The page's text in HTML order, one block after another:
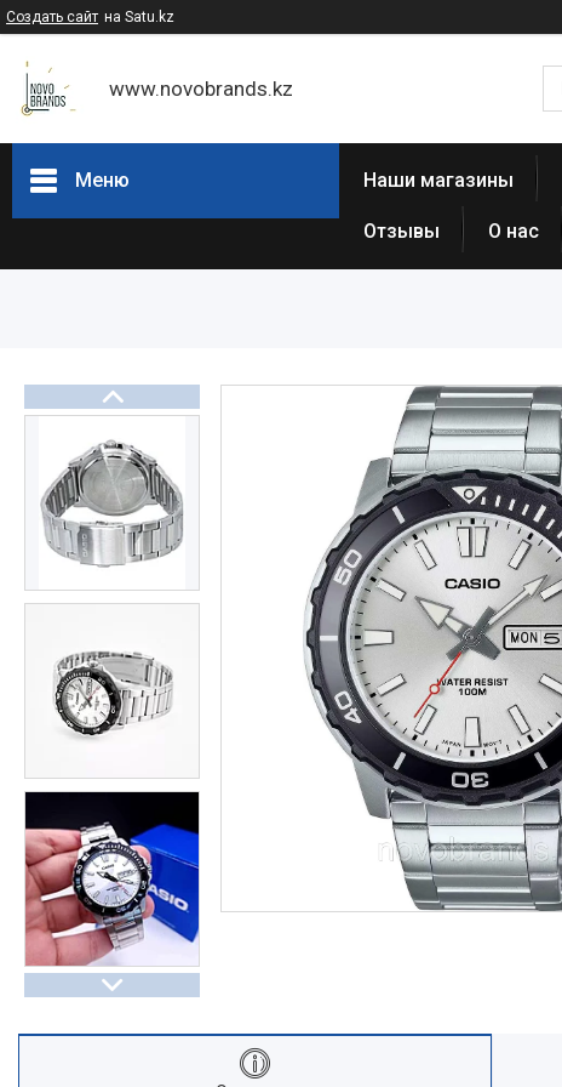
Создать сайт на Satu.kz
www.novobrands.kz
Меню
Часы Casio Pro Trek
Atlantic (Швейцария,est 1888)
Casio-Женские часы
Часы Casio Retro
Часы ORIENT
Часы Восток (Чистопольский
завод)
Casio спортивные часы
Будильники / настольные часы
Парные модели | СКИДКИ
Новости
Наши магазины
Отзывы О нас